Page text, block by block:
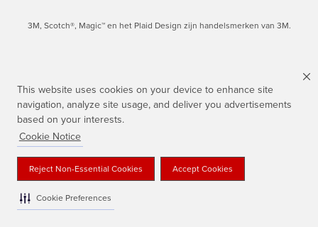
This website uses cookies on your device to enhance site
navigation, analyze site usage, and deliver you advertisements
based on your interests.
Cookie Notice
Reject Non-Essential Cookies Accept Cookies
Cookie Preferences
3M, Scotch®, Magic™ en het Plaid Design zijn handelsmerken van 3M.